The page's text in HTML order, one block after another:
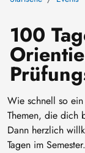
100
Wie schnell so
Themen, die dich
Dann herzlich
Tagen im Semester.